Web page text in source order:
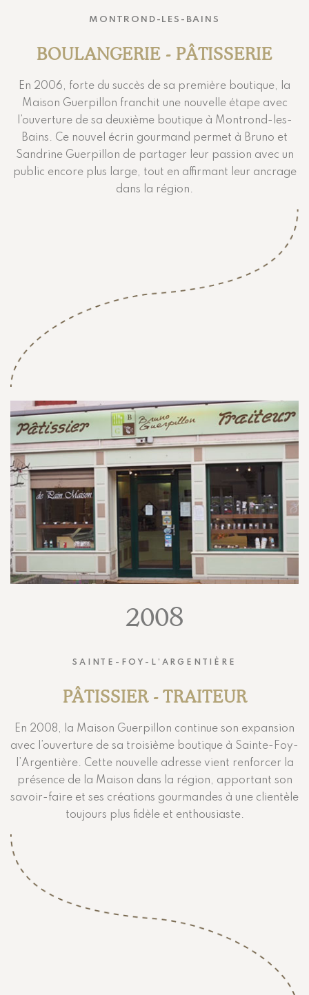
MONTROND-LES-BAINS
BOULANGERIE - PÂTISSERIE
En 2006, forte du succès de sa première boutique, la
Maison Guerpillon franchit une nouvelle étape avec
l’ouverture de sa deuxième boutique à Montrond-les-
Bains. Ce nouvel écrin gourmand permet à Bruno et
Sandrine Guerpillon de partager leur passion avec un
public encore plus large, tout en affirmant leur ancrage
dans la région.
2008
SAINTE-FOY-L’ARGENTIÈRE
PÂTISSIER - TRAITEUR
En 2008, la Maison Guerpillon continue son expansion
avec l’ouverture de sa troisième boutique à Sainte-Foy-
l’Argentière. Cette nouvelle adresse vient renforcer la
présence de la Maison dans la région, apportant son
savoir-faire et ses créations gourmandes à une clientèle
toujours plus fidèle et enthousiaste.